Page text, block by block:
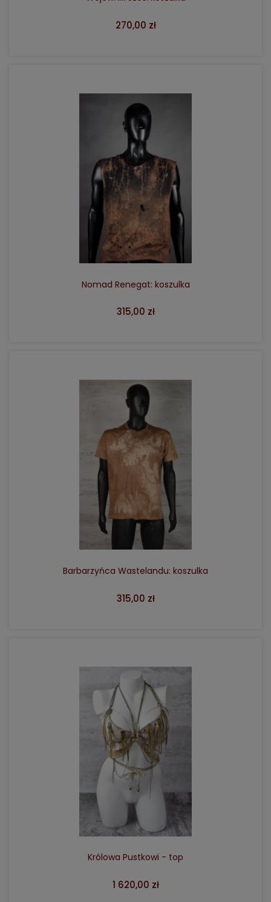
270,00 zł
Nomad Renegat: koszulka
315,00 zł
DO KOSZYKA
Barbarzyńca Wastelandu: koszulka
315,00 zł
DO KOSZYKA
Królowa Pustkowi - top
1 620,00 zł
DO KOSZYKA